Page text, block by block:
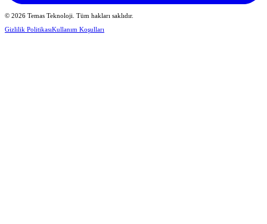
© 2026 Temas Teknoloji. Tüm hakları saklıdır.
Gizlilik PolitikasıKullanım Koşulları